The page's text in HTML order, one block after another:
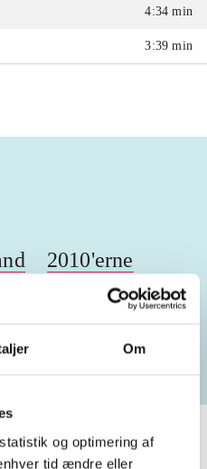
Om
og optimering af
tid ændre eller
4:34 min
3:39 min
2010'erne